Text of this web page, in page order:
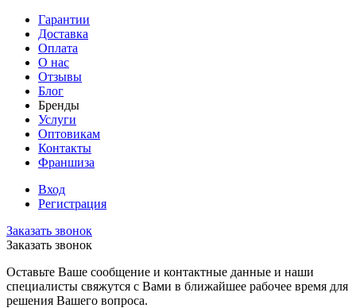
Гарантии
Доставка
Оплата
О нас
Отзывы
Блог
Бренды
Услуги
Оптовикам
Контакты
Франшиза
Вход
Регистрация
Заказать звонок
Заказать звонок
Оставьте Ваше сообщение и контактные данные и наши
специалисты свяжутся с Вами в ближайшее рабочее время для
решения Вашего вопроса.